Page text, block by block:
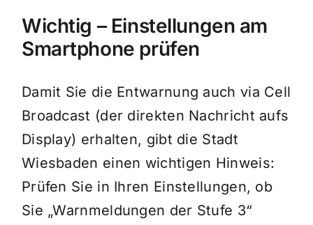
Wichtig – Einstellungen am
Smartphone prüfen
Damit Sie die Entwarnung auch via Cell
Broadcast (der direkten Nachricht aufs
Display) erhalten, gibt die Stadt
Wiesbaden einen wichtigen Hinweis:
Prüfen Sie in Ihren Einstellungen, ob
Sie „Warnmeldungen der Stufe 3“